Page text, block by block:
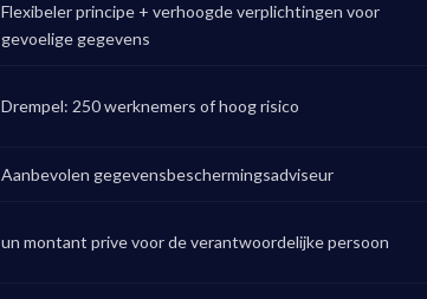
Flexibeler principe + verhoogde verplichtingen voor
gevoelige gegevens
Drempel: 250 werknemers of hoog risico
Aanbevolen gegevensbeschermingsadviseur
un montant prive voor de verantwoordelijke persoon